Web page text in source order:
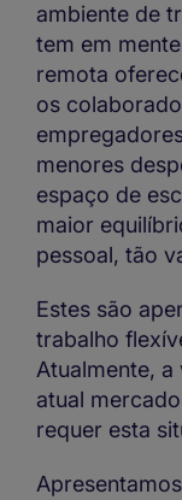
ambiente de
tem em
remota
os
menores
espaço de
maior
pessoal, tão
Estes são
trabalho
Atualmente, a
atual
requer esta